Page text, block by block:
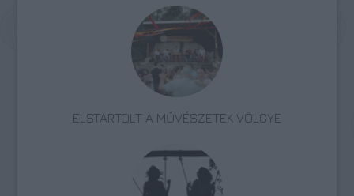
ELSTARTOLT A MŰVÉSZETEK VÖLGYE